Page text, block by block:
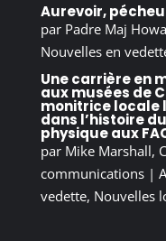
Aurevoir,
par Padre Maj
Nouvelles en
Une carrière en
aux musées de
monitrice locale
dans l’histoire
physique aux
par Mike Marshall,
communications|
vedette, Nouvelles